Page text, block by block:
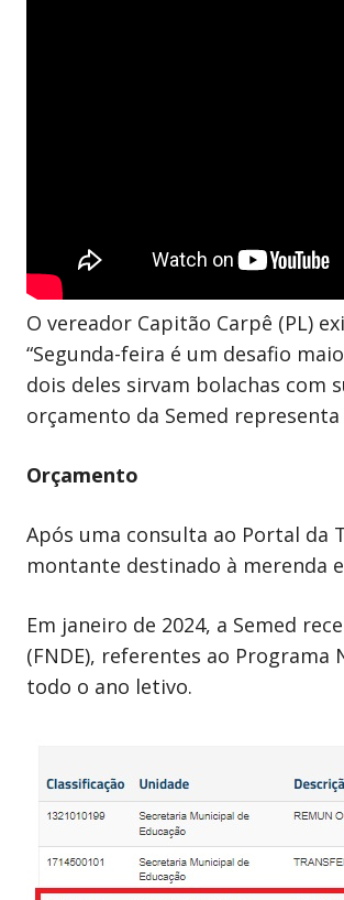
O vereador Capitão Carpê (PL)
“Segunda-feira é um desafio
dois deles sirvam bolachas com
orçamento da Semed
Orçamento
Após uma consulta ao Portal da
montante destinado à merenda
Em janeiro de 2024, a Semed
(FNDE), referentes ao Programa
todo o ano letivo.